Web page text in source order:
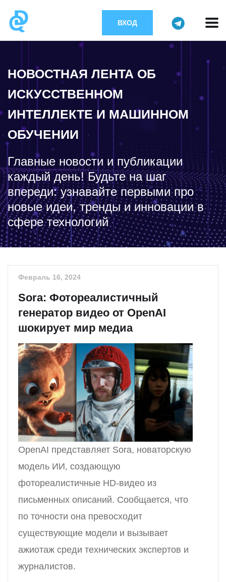
ВХОД
НОВОСТНАЯ ЛЕНТА ОБ
ИСКУССТВЕННОМ
ИНТЕЛЛЕКТЕ И МАШИННОМ
ОБУЧЕНИИ
Главные новости и публикации
каждый день! Будьте на шаг
впереди: узнавайте первыми про
новые идеи, тренды и инновации в
сфере технологий
Февраль 16, 2024
Sora: Фотореалистичный
генератор видео от OpenAI
шокирует мир медиа
OpenAI представляет Sora, новаторскую
модель ИИ, создающую
фотореалистичные HD-видео из
письменных описаний. Сообщается, что
по точности она превосходит
существующие модели и вызывает
ажиотаж среди технических экспертов и
журналистов.